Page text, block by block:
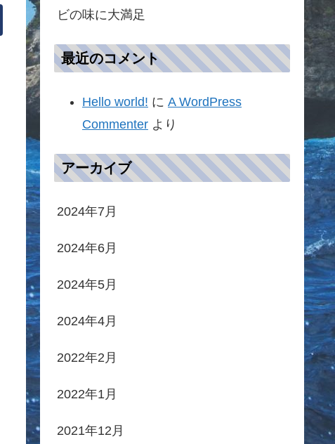
ビの味に大満足
最近のコメント
Hello world! に A WordPress
Commenter より
アーカイブ
2024年7月
2024年6月
2024年5月
2024年4月
2022年2月
2022年1月
2021年12月